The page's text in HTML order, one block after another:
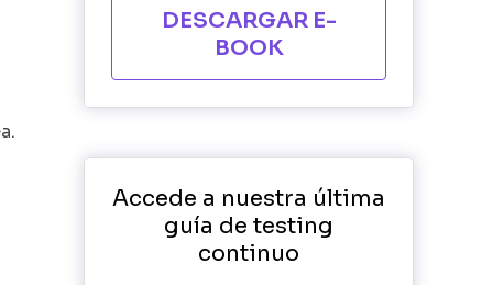
DESCARGAR E-
BOOK
Accede a nuestra última
guía de testing
continuo